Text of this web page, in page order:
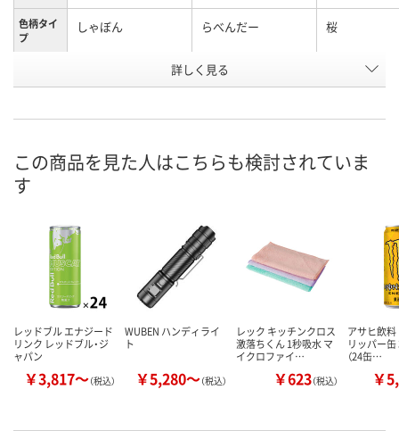
色柄タイ
プ
しゃぼん らべんだー 桜
WNJ9927 WNJ9922
カ
詳しく見る
この商品を見た人はこちらも検討されていま
す
レッドブル エナジード
リンク レッドブル・ジ
ャパン
￥3,817～（税込）
WUBEN ハンディライ
ト
￥5,280～（税込）
レック キッチンクロス
激落ちくん 1秒吸水 マ
イクロファイ…
￥623（税込）
アサヒ飲
リッパー
（24缶…
￥